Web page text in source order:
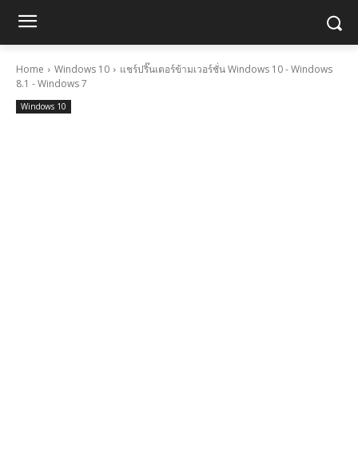
Home Windows 10
แชร์ปริ๊นเตอร์ข้ามเวอร์ชั่น Windows 10 - Windows
8.1 - Windows 7
Windows 10